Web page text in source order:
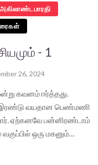
அகிலாண்டபாரதி
- 1
26, 2024
கவனம் ஈர்த்தது.
இரண்டு வயதான பெண்மணி
ஏற்கனவே பன்னிரண்டாம்
ஒரு மகனும்…